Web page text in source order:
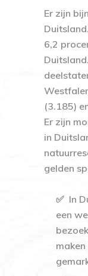
Er zijn
6,2
(3.185)
Er zijn
in
gelden
✅ In
een